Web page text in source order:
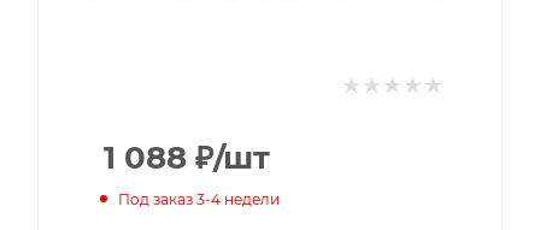
1 088₽/шт
Под заказ 3-4 недели